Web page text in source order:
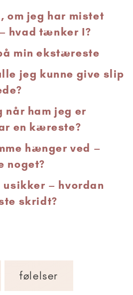
om jeg har mistet
hvad tænker I?
min ekstæreste
jeg kunne give slip
når ham jeg er
en kæreste?
hænger ved –
noget?
usikker – hvordan
skridt?
følelser